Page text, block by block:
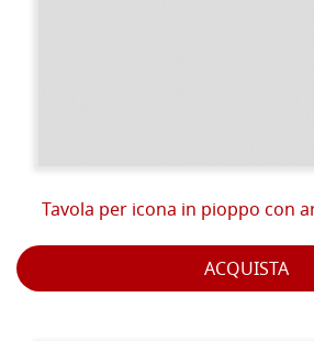
Tavola per icona in pioppo con
ACQUISTA